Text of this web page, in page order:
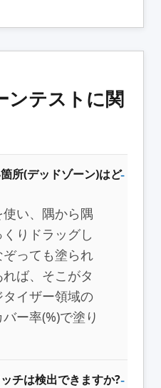
ンテストに関
所(デッドゾーン)はど
い、隅から隅
りドラッグし
っても塗られ
ば、そこがタ
イザー領域の
ー率(%)で塗り
チは検出できますか?